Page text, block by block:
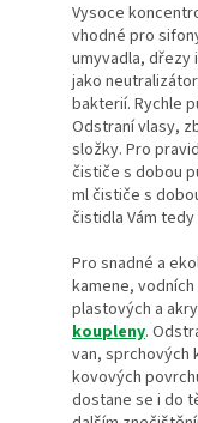
Vysoce
vhodné pro
umyvadla, dřezy
jako
bakterií. Rychle
Odstraní vlasy,
složky. Pro
čističe s dobou
ml čističe s
čistidla Vám
Pro snadné a
kamene, vodních
plastových a
koupleny.
van, sprchových
kovových
dostane se i do